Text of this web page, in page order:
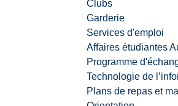
Clubs
Garderie
Services d'emploi
Affaires étudiantes
Programme
Technologie de
Plans de repas et